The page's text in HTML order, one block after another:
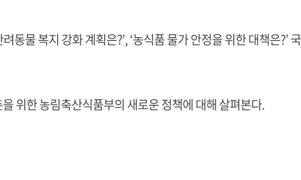
동물 복지 강화 계획은?’, ‘농식품 물가 안정을 위한 대책은
위한 농림축산식품부의 새로운 정책에 대해 살펴본다.